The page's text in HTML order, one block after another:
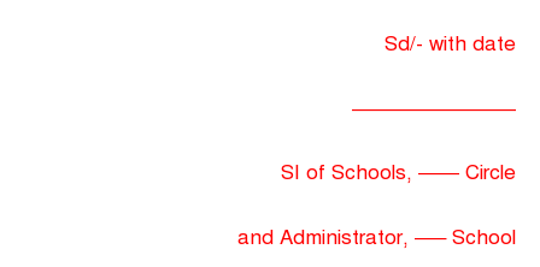
Sd/- with date
————————
SI of Schools, —— Circle
and Administrator, —– School